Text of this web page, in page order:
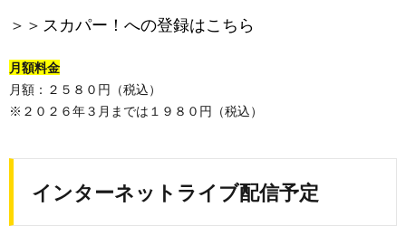
＞＞ スカパー！への登録はこちら
月額料金
月額：２５８０円（税込）
※２０２６年３月までは１９８０円（税込）
インターネットライブ配信予定